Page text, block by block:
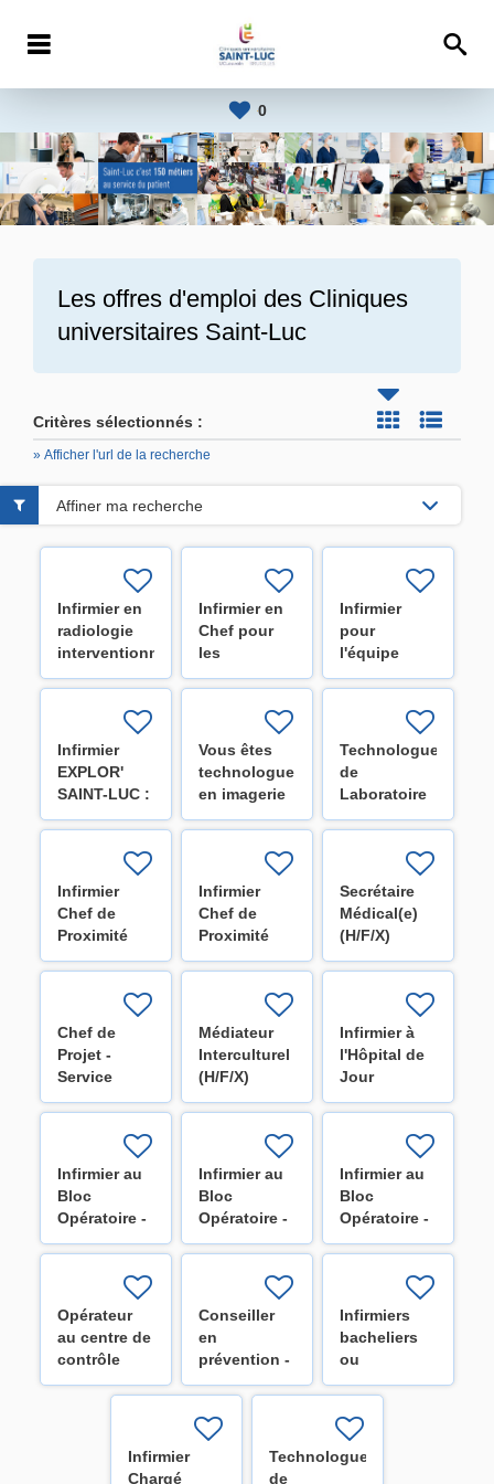
0
Les offres d'emploi des Cliniques
universitaires Saint-Luc
Critères sélectionnés :
» Afficher l'url de la recherche
Infirmier en
radiologie
interventionnelle
(H/F/X)
Infirmier en
Chef pour
les
différents
Cliniques -
Réserve de
recrutement
(H/F/X)
Infirmier
pour
l'équipe
mobile
hématologie
- Institut Roi
Albert II
Infirmier
EXPLOR'
SAINT-LUC :
Explorer
(H/F/X)
Vous êtes
technologue
en imagerie
médicale ?
(H/F/X)
Technologue
de
Laboratoire
(H/F/X)
Infirmier
Chef de
Proximité
pour l'unité
neurochirurgie
(H/F/X)
Infirmier
Chef de
Proximité
pour les
d'oncologie
(H/F/X)
Secrétaire
Médical(e)
(H/F/X)
Chef de
Projet -
Service
Optimisation
Médiateur
Interculturel
(H/F/X)
Infirmier à
l'Hôpital de
Jour
HospiDay
Infirmier au
Bloc
Opératoire -
Secteur
Infirmier au
Bloc
Opératoire -
Secteur
Infirmier au
Bloc
Opératoire -
Secteur
Opérateur
au centre de
contrôle
technique
Conseiller
en
prévention -
Niveau 1
(H/F/X)
Infirmiers
bacheliers
ou
spécialisés
pour les
équipes de
H/F
Infirmier
Chargé
Technologue
de
Affiner ma recherche